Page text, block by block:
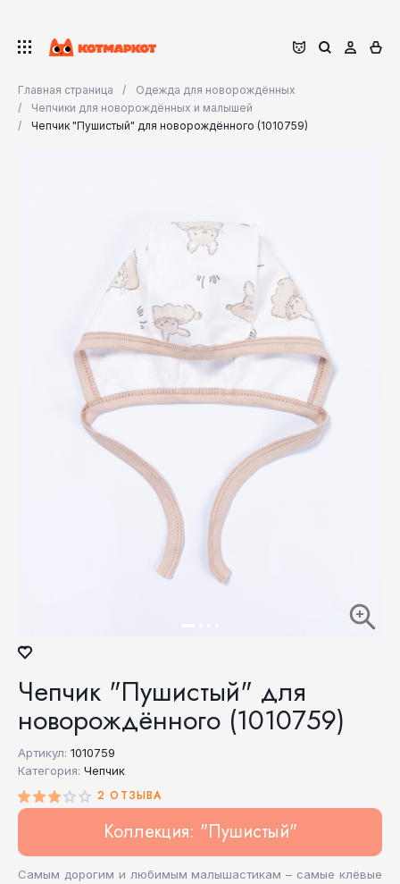
Главная страница
Одежда для новорождённых
Чепчики для новорождённых и малышей
Чепчик "Пушистый" для новорождённого (1010759)
Чепчик "Пушистый" для
новорождённого (1010759)
Артикул: 1010759
Категория: Чепчик
2 ОТЗЫВА
Коллекция: "Пушистый"
Самым дорогим и любимым малышастикам – самые клёвые